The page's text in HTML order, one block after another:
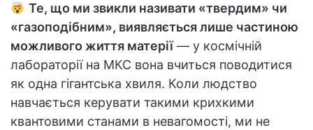
Те, що ми звикли називати «твердим» чи
«газоподібним», виявляється лише частиною
можливого життя матерії— у космічній
лабораторії на МКС вона вчиться поводитися
як одна гігантська хвиля. Коли людство
навчається керувати такими крихкими
квантовими станами в невагомості, ми не